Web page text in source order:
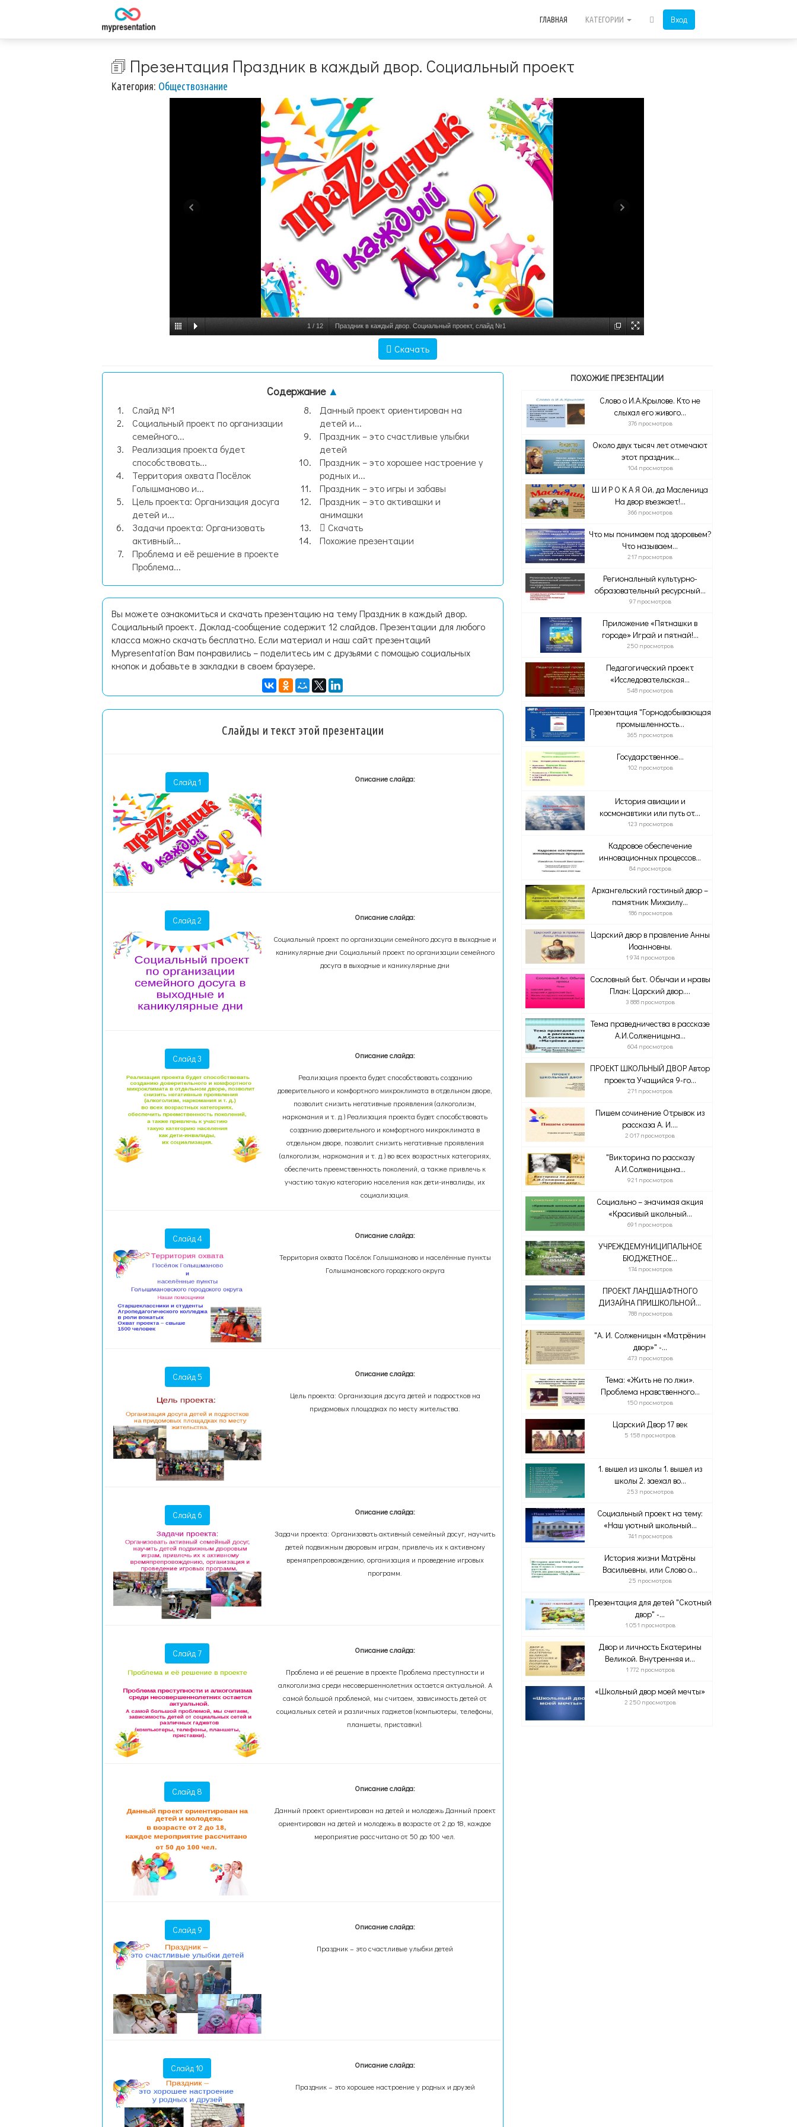
Вход
ГЛАВНАЯ КАТЕГОРИИ
🗊 Презентация Праздник в каждый двор. Социальный проект
Категория: Обществознание
1 / 12 Праздник в каждый двор. Социальный проект, слайд №1
Скачать
Содержание ▲
Слайд №1
Социальный проект по организации
семейного...
Реализация проекта будет
способствовать...
Территория охвата Посёлок
Голышманово и...
Цель проекта: Организация досуга
детей и...
Задачи проекта: Организовать
активный...
Проблема и её решение в проекте
Проблема...
Данный проект ориентирован на
детей и...
Праздник – это счастливые улыбки
детей
Праздник – это хорошее настроение у
родных и...
Праздник – это игры и забавы
Праздник – это активашки и
анимашки
Скачать
Похожие презентации
Вы можете ознакомиться и скачать презентацию на тему Праздник в каждый двор.
Социальный проект. Доклад-сообщение содержит 12 слайдов. Презентации для любого
класса можно скачать бесплатно. Если материал и наш сайт презентаций
Mypresentation Вам понравились – поделитесь им с друзьями с помощью социальных
кнопок и добавьте в закладки в своем браузере.
Слайды и текст этой презентации
Слайд 1 Описание слайда:
Слайд 2 Описание слайда:
Социальный проект по организации семейного досуга в выходные и
каникулярные дни Социальный проект по организации семейного
досуга в выходные и каникулярные дни
Слайд 3 Описание слайда:
Реализация проекта будет способствовать созданию
доверительного и комфортного микроклимата в отдельном дворе,
позволит снизить негативные проявления (алкоголизм,
наркомания и т. д.) Реализация проекта будет способствовать
созданию доверительного и комфортного микроклимата в
отдельном дворе, позволит снизить негативные проявления
(алкоголизм, наркомания и т. д.) во всех возрастных категориях,
обеспечить преемственность поколений, а также привлечь к
участию такую категорию населения как дети-инвалиды, их
социализация.
Слайд 4 Описание слайда:
Территория охвата Посёлок Голышманово и населённые пункты
Голышмановского городского округа
Слайд 5 Описание слайда:
Цель проекта: Организация досуга детей и подростков на
придомовых площадках по месту жительства.
Слайд 6 Описание слайда:
Задачи проекта: Организовать активный семейный досуг, научить
детей подвижным дворовым играм, привлечь их к активному
времяпрепровождению, организация и проведение игровых
программ.
Слайд 7 Описание слайда:
Проблема и её решение в проекте Проблема преступности и
алкоголизма среди несовершеннолетних остается актуальной. А
самой большой проблемой, мы считаем, зависимость детей от
социальных сетей и различных гаджетов (компьютеры, телефоны,
планшеты, приставки).
Слайд 8 Описание слайда:
Данный проект ориентирован на детей и молодежь Данный проект
ориентирован на детей и молодежь в возрасте от 2 до 18, каждое
мероприятие рассчитано от 50 до 100 чел.
Слайд 9 Описание слайда:
Праздник – это счастливые улыбки детей
Слайд 10 Описание слайда:
Праздник – это хорошее настроение у родных и друзей
ПОХОЖИЕ ПРЕЗЕНТАЦИИ
Слово о И.А.Крылове. Кто не
слыхал его живого...
376 просмотров
Около двух тысяч лет отмечают
этот праздник...
104 просмотров
Ш И Р О К А Я Ой, да Масленица
На двор въезжает!...
366 просмотров
Что мы понимаем под здоровьем?
Что называем...
217 просмотров
Региональный культурно-
образовательный ресурсный...
97 просмотров
Приложение «Пятнашки в
городе» Играй и пятнай!...
250 просмотров
Педагогический проект
«Исследовательская...
548 просмотров
Презентация "Горнодобывающая
промышленность...
365 просмотров
Государственное...
102 просмотров
История авиации и
космонавтики или путь от...
123 просмотров
Кадровое обеспечение
инновационных процессов...
84 просмотров
Архангельский гостиный двор –
памятник Михаилу...
186 просмотров
Царский двор в правление Анны
Иоанновны.
1 974 просмотров
Сословный быт. Обычаи и нравы
План: Царский двор....
3 888 просмотров
Тема праведничества в рассказе
А.И.Солженицына...
604 просмотров
ПРОЕКТ ШКОЛЬНЫЙ ДВОР Автор
проекта Учащийся 9-го...
271 просмотров
Пишем сочинение Отрывок из
рассказа А. И....
2 017 просмотров
"Викторина по рассказу
А.И.Солженицына...
921 просмотров
Социально – значимая акция
«Красивый школьный...
691 просмотров
УЧРЕЖДЕМУНИЦИПАЛЬНОЕ
БЮДЖЕТНОЕ...
174 просмотров
ПРОЕКТ ЛАНДШАФТНОГО
ДИЗАЙНА ПРИШКОЛЬНОЙ...
788 просмотров
"А. И. Солженицын «Матрёнин
двор»" -...
473 просмотров
Тема: «Жить не по лжи».
Проблема нравственного...
150 просмотров
Царский Двор 17 век
5 158 просмотров
1. вышел из школы 1. вышел из
школы 2. заехал во...
253 просмотров
Социальный проект на тему:
«Наш уютный школьный...
741 просмотров
История жизни Матрёны
Васильевны, или Слово о...
25 просмотров
Презентация для детей "Скотный
двор" -...
1 051 просмотров
Двор и личность Екатерины
Великой. Внутренняя и...
1 772 просмотров
«Школьный двор моей мечты»
2 250 просмотров